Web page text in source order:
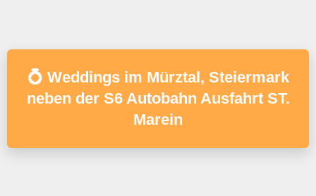
💍 Weddings im Mürztal, Steiermark
neben der S6 Autobahn Ausfahrt ST.
Marein